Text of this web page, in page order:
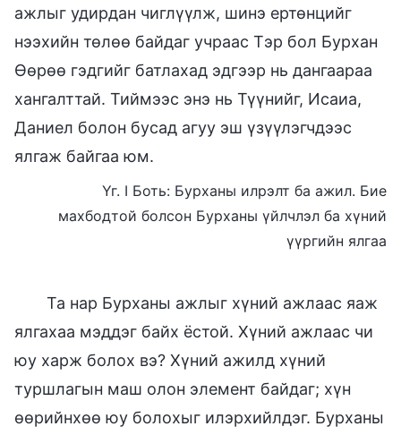
ажлыг удирдан чиглүүлж, шинэ ертөнцийг
нээхийн төлөө байдаг учраас Тэр бол Бурхан
Өөрөө гэдгийг батлахад эдгээр нь дангаараа
хангалттай. Тиймээс энэ нь Түүнийг, Исаиа,
Даниел болон бусад агуу эш үзүүлэгчдээс
ялгаж байгаа юм.
Үг. I Боть: Бурханы илрэлт ба ажил. Бие
махбодтой болсон Бурханы үйлчлэл ба хүний
үүргийн ялгаа
Та нар Бурханы ажлыг хүний ажлаас яаж
ялгахаа мэддэг байх ёстой. Хүний ажлаас чи
юу харж болох вэ? Хүний ажилд хүний
туршлагын маш олон элемент байдаг; хүн
өөрийнхөө юу болохыг илэрхийлдэг. Бурханы